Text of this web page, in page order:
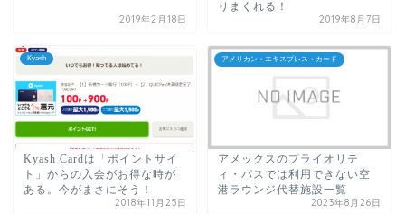
2019年2月18日
りまくれる！
2019年8月7日
Kyash
Kyash Cardは「ポイントサイ
ト」からの入会がお得な時が
ある。今がまさにそう！
2018年11月25日
アメリカン・エキスプレス・カード
アメックスのプライオリテ
ィ・パスでは利用できない空
港ラウンジ代替施設一覧
2023年8月26日